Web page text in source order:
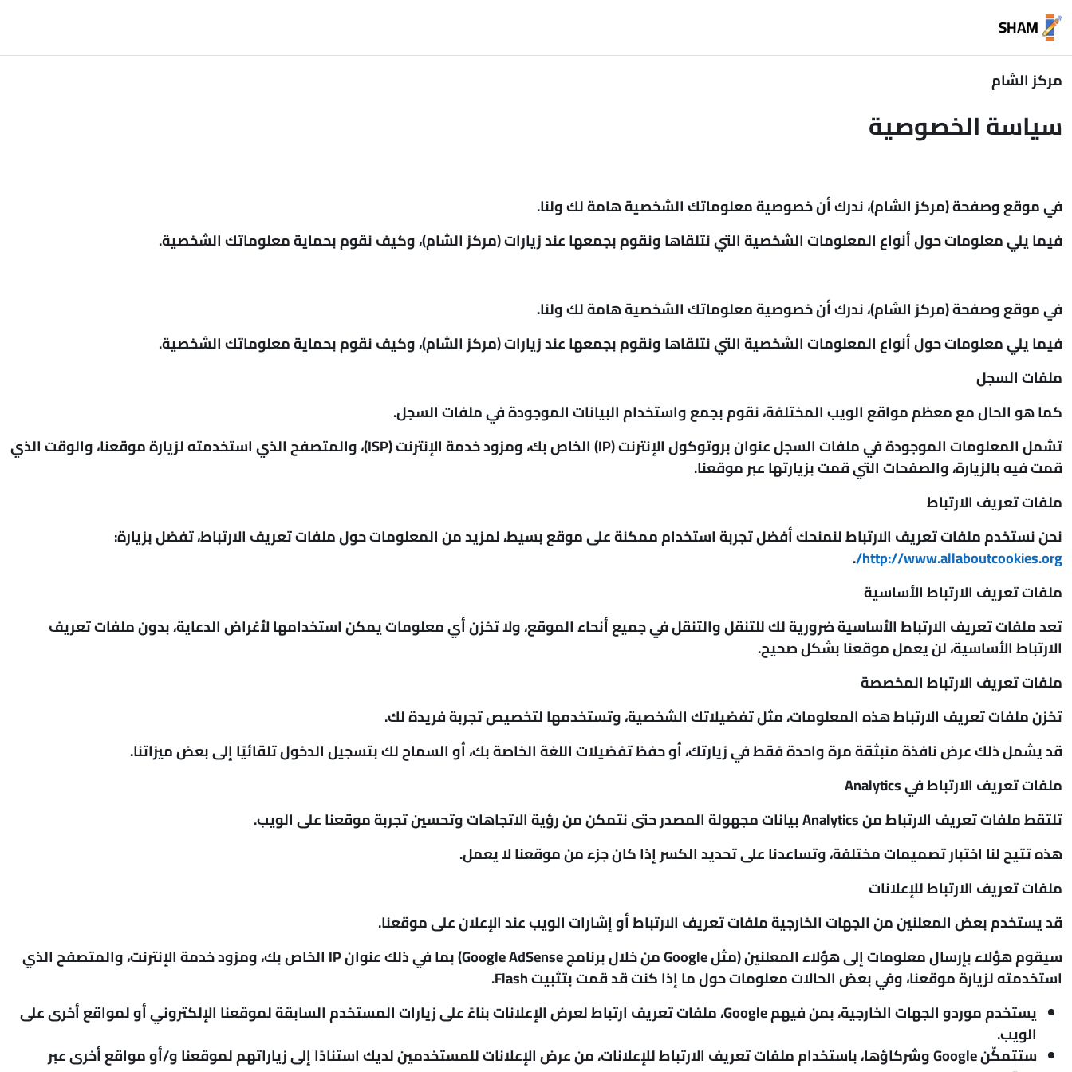
تخطى إلى المحتوى الرئيسي
SHAM
مركز الشام
سياسة الخصوصية
في موقع وصفحة (مركز الشام)، ندرك أن خصوصية معلوماتك الشخصية هامة لك ولنا.
فيما يلي معلومات حول أنواع المعلومات الشخصية التي نتلقاها ونقوم بجمعها عند زيارات (مركز الشام)، وكيف نقوم بحماية معلوماتك الشخصية.
في موقع وصفحة (مركز الشام)، ندرك أن خصوصية معلوماتك الشخصية هامة لك ولنا.
فيما يلي معلومات حول أنواع المعلومات الشخصية التي نتلقاها ونقوم بجمعها عند زيارات (مركز الشام)، وكيف نقوم بحماية معلوماتك الشخصية.
ملفات السجل
كما هو الحال مع معظم مواقع الويب المختلفة، نقوم بجمع واستخدام البيانات الموجودة في ملفات السجل.
تشمل المعلومات الموجودة في ملفات السجل عنوان بروتوكول الإنترنت (IP) الخاص بك، ومزود خدمة الإنترنت (ISP)، والمتصفح الذي استخدمته لزيارة موقعنا، والوقت الذي
قمت فيه بالزيارة، والصفحات التي قمت بزيارتها عبر موقعنا.
ملفات تعريف الارتباط
نحن نستخدم ملفات تعريف الارتباط لنمنحك أفضل تجربة استخدام ممكنة على موقع بسيط، لمزيد من المعلومات حول ملفات تعريف الارتباط، تفضل بزيارة:
http://www.allaboutcookies.org/
.
ملفات تعريف الارتباط الأساسية
تعد ملفات تعريف الارتباط الأساسية ضرورية لك للتنقل والتنقل في جميع أنحاء الموقع، ولا تخزن أي معلومات يمكن استخدامها لأغراض الدعاية، بدون ملفات تعريف
الارتباط الأساسية، لن يعمل موقعنا بشكل صحيح.
ملفات تعريف الارتباط المخصصة
تخزن ملفات تعريف الارتباط هذه المعلومات، مثل تفضيلاتك الشخصية، وتستخدمها لتخصيص تجربة فريدة لك.
قد يشمل ذلك عرض نافذة منبثقة مرة واحدة فقط في زيارتك، أو حفظ تفضيلات اللغة الخاصة بك، أو السماح لك بتسجيل الدخول تلقائيًا إلى بعض ميزاتنا.
ملفات تعريف الارتباط في
تلتقط ملفات تعريف الارتباط من Analytics بيانات مجهولة المصدر حتى نتمكن من رؤية الاتجاهات وتحسين تجربة موقعنا على الويب.
هذه تتيح لنا اختبار تصميمات مختلفة، وتساعدنا على تحديد الكسر إذا كان جزء من موقعنا لا يعمل.
ملفات تعريف الارتباط للإعلانات
قد يستخدم بعض المعلنين من الجهات الخارجية ملفات تعريف الارتباط أو إشارات الويب عند الإعلان على موقعنا.
سيقوم هؤلاء بإرسال معلومات إلى هؤلاء المعلنين (مثل Google من خلال برنامج Google AdSense) بما في ذلك عنوان IP الخاص بك، ومزود خدمة الإنترنت، والمتصفح الذي
استخدمته لزيارة موقعنا، وفي بعض الحالات معلومات حول ما إذا كنت قد قمت بتثبيت Flash.
يستخدم موردو الجهات الخارجية، بمن فيهم Google، ملفات تعريف ارتباط لعرض الإعلانات بناءً على زيارات المستخدم السابقة لموقعنا الإلكتروني أو لمواقع أخرى على
الويب.
ستتمكّن Google وشركاؤها، باستخدام ملفات تعريف الارتباط للإعلانات، من عرض الإعلانات للمستخدمين لديك استنادًا إلى زياراتهم لموقعنا و/أو مواقع أخرى عبر